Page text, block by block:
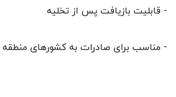
- قابلیت بازیافت پس از تخلیه
- مناسب برای صادرات به کشورهای منطقه